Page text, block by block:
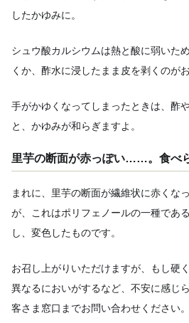
したかゆみに。
シュウ酸カルシウムは熱と酸に弱いた
くか、酢水に浸したまま皮を剥くのが
手がかゆくなってしまったときは、酢
と、かゆみが和らぎますよ。
里芋の断面が赤っぽい……。食べ
まれに、里芋の断面が繊維状に赤くな
が、これはポリフェノールの一種であ
し、変色したものです。
お召し上がりいただけますが、もし硬
異なるにおいがするなど、不安に感じ
客さま窓口までお問い合わせください。